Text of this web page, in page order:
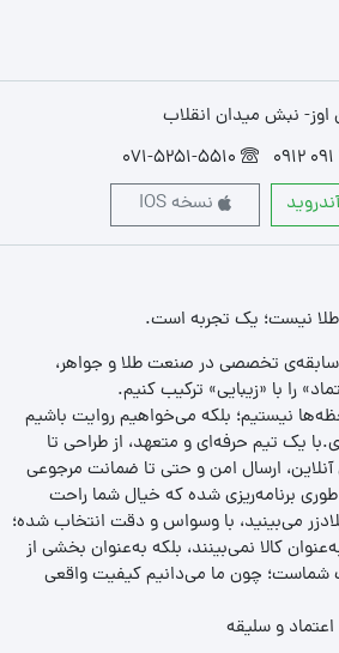
نبش میدان انقلاب
071-5251-5510
نسخه IOS
طلا نیست؛ یک تجربه‌ است.
پیش، با ۱۴ سال سابقه‌ی تخصصی در صنعت طلا و جواهر،
را با «زیبایی» ترکیب کنیم.
نیستیم؛ بلکه می‌خواهیم روایت باشیم
یک تیم حرفه‌ای و متعهد، از طراحی تا
ارسال امن و حتی تا ضمانت مرجوعی
برنامه‌ریزی شده که خیال شما راحت
می‌بینید، با وسواس و دقت انتخاب شده؛
کالا نمی‌بینند، بلکه به‌عنوان بخشی از
شماست؛ چون ما می‌دانیم کیفیت واقعی
و سلیقه